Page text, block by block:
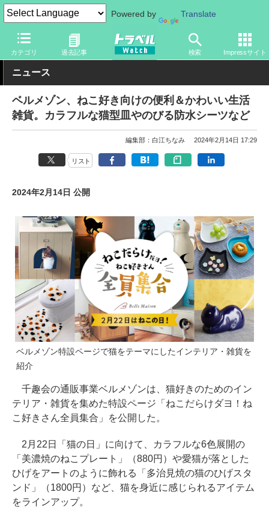
Powered by Translate
カテゴリ 過去記事 検索 Impressサイト
トラベル Watch 旅のアイテム 旅行グッズ 生活雑貨
ニュース
ベルメゾン、ねこ好き向けの便利＆かわいい生活
雑貨。カラフルな猫型皿やのびる防水シーツなど
編集部：白江ちなみ 2024年2月14日 17:29
リスト
2024年2月14日 公開
ベルメゾン特設ページで猫をテーマにしたインテリア・雑貨を
紹介
千趣会の通販事業ベルメゾンは、猫好きのためのイン
テリア・雑貨を集めた特設ページ「ねこだらけダヨ！ね
こ好きさん全員集合」を公開した。
2月22日「猫の日」に向けて、カラフルな6色展開の
「美濃焼のねこプレート」（880円）や愛猫が落とした
ひげをアートのように飾れる「多治見焼の猫のひげスタ
ンド」（1800円）など、猫を身近に感じられるアイテム
をラインアップ。